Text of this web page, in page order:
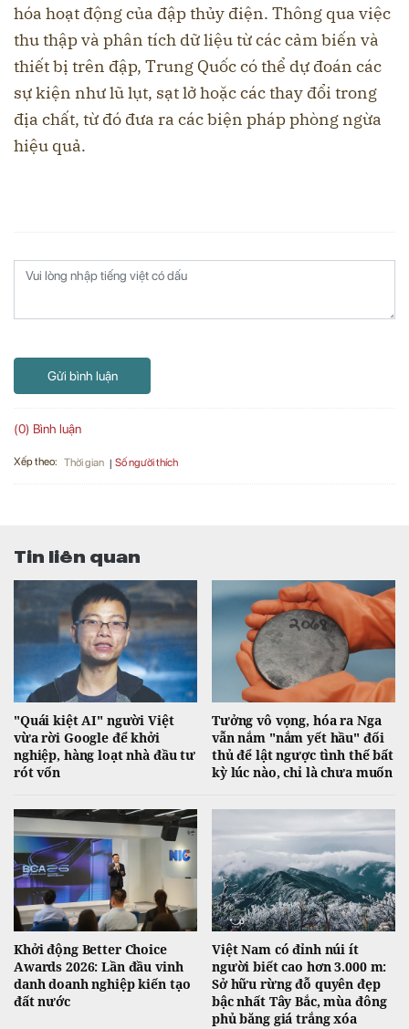
hóa hoạt động của đập thủy điện. Thông qua việc
thu thập và phân tích dữ liệu từ các cảm biến và
thiết bị trên đập, Trung Quốc có thể dự đoán các
sự kiện như lũ lụt, sạt lở hoặc các thay đổi trong
địa chất, từ đó đưa ra các biện pháp phòng ngừa
hiệu quả.
Gửi bình luận
(0) Bình luận
Xếp theo: Thời gian Số người thích
Tin liên quan
"Quái kiệt AI" người Việt
vừa rời Google để khởi
nghiệp, hàng loạt nhà đầu tư
rót vốn
Tưởng vô vọng, hóa ra Nga
vẫn nắm "nắm yết hầu" đối
thủ để lật ngược tình thế bất
kỳ lúc nào, chỉ là chưa muốn
Khởi động Better Choice
Awards 2026: Lần đầu vinh
danh doanh nghiệp kiến tạo
đất nước
Việt Nam có đỉnh núi ít
người biết cao hơn 3.000 m:
Sở hữu rừng đỗ quyên đẹp
bậc nhất Tây Bắc, mùa đông
phủ băng giá trắng xóa